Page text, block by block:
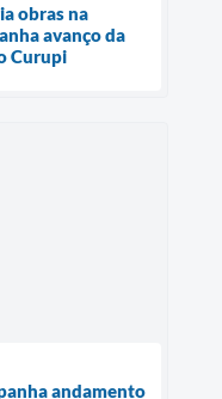
obras na
avanço da
Curupi
andamento